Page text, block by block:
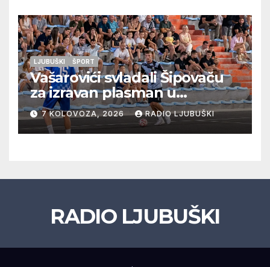
LJUBUŠKI ŠPORT
Vašarovići svladali Šipovaču
za izravan plasman u
četvrtfinale, Grab izborio
prolazak dalje, Klobuk ispao,
večeras počinje četvrtfinale
7 KOLOVOZA, 2026 RADIO LJUBUŠKI
RADIO LJUBUŠKI